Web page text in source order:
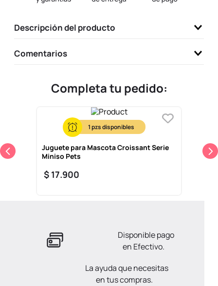
Descripción del producto
Comentarios
Completa tu pedido:
1
Juguete para Mascota Croissant Serie
Miniso Pets
$ 17.900
Disponible pago
en Efectivo.
La ayuda que necesitas
en tus compras.
10. one piece